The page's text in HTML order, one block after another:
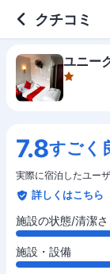
クチコミ
ユニー
7.8すごく
実際に宿泊したユー
詳しくはこちら
施設の状態/清潔さ
施設・設備